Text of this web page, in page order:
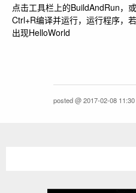
点击工具栏上的BuildAndRun，
Ctrl+R编译并运行，运行程序，
出现HelloWorld
posted @2017-02-08 11:30